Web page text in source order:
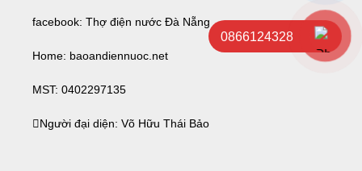
facebook: Thợ điện nước Đà Nẵng
Home: baoandiennuoc.net
MST: 0402297135
Người đại diện: Võ Hữu Thái Bảo
0866124328